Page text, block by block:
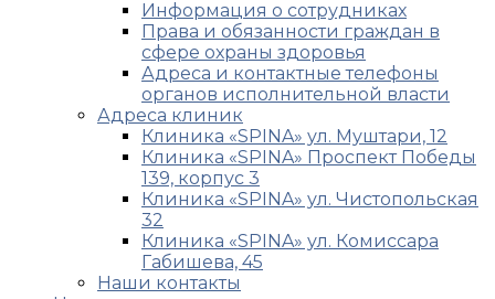
Информация о сотрудниках
Права и обязанности граждан в
сфере охраны здоровья
Адреса и контактные телефоны
органов исполнительной власти
Адреса клиник
Клиника «SPINA» ул. Муштари, 12
Клиника «SPINA» Проспект Победы
139, корпус 3
Клиника «SPINA» ул. Чистопольская
32
Клиника «SPINA» ул. Комиссара
Габишева, 45
Наши контакты